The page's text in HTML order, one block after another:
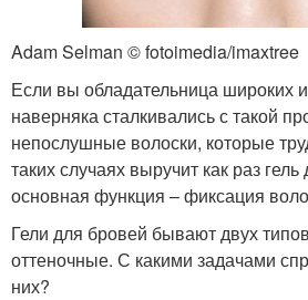
Adam Selman © fotoimedia/imaxtree
Если вы обладательница широких
наверняка сталкивались с такой
непослушные волоски, которые
таких случаях выручит как раз
основная функция – фиксация
Гели для бровей бывают двух
оттеночные. С какими задачами
них?